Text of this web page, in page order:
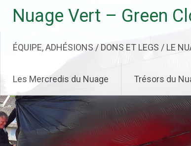
contenu
principal
Nuage Vert – Green
ÉQUIPE, ADHÉSIONS / DONS ET LEGS / LE
Les Mercredis du Nuage Trésors du